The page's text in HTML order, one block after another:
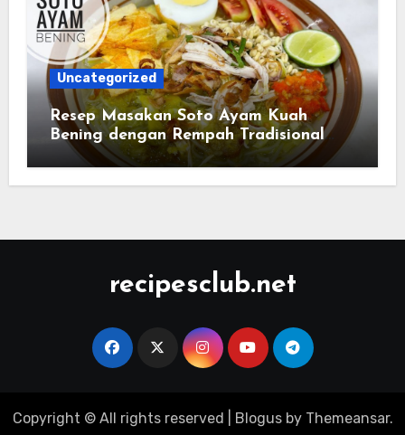
Uncategorized
Resep Masakan Soto Ayam Kuah
Bening dengan Rempah Tradisional
Indonesia
recipesclub.net
Copyright © All rights reserved Blogusby Themeansar.